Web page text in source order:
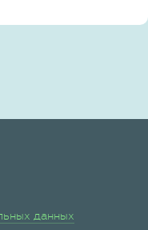
данных